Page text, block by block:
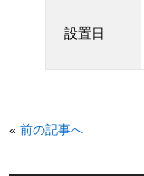
設置日
« 前の記事へ